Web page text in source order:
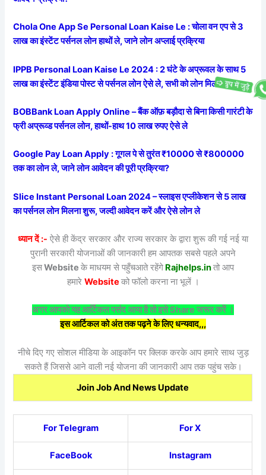
Chola One App Se Personal Loan Kaise Le : चोला वन एप से 3
लाख का इंस्टेंट पर्सनल लोन हाथों ले, जाने लोन अप्लाई प्रक्रिया
IPPB Personal Loan Kaise Le 2024 : 2 घंटे के अप्रूवल के साथ 5
लाख का इंस्टेंट इंडिया पोस्ट से पर्सनल लोन ऐसे ले, सभी को लोन मिलना शुरू
BOBBank Loan Apply Online – बैंक ऑफ़ बड़ौदा से बिना किसी गारंटी के
फ्री अप्रूव्ड पर्सनल लोन, हाथों-हाथ 10 लाख रुपए ऐसे ले
Google Pay Loan Apply : गूगल पे से तुरंत ₹10000 से ₹800000
तक का लोन ले, जाने लोन आवेदन की पूरी प्रक्रिया?
Slice Instant Personal Loan 2024 – स्लाइस एप्लीकेशन से 5 लाख
का पर्सनल लोन मिलना शुरू, जल्दी आवेदन करें और ऐसे लोन ले
ध्यान दें :- ऐसे ही केंद्र सरकार और राज्य सरकार के द्वारा शुरू की गई नई या
पुरानी सरकारी योजनाओं की जानकारी हम आपतक सबसे पहले अपने
इसWebsite के माधयम से पहुँचआते रहेंगे Rajhelps.inतो आप
हमारे Website को फॉलो करना ना भूलें ।
अगर आपको यह आर्टिकल पसंद आया है तो इसे Share जरूर करें ।
इस आर्टिकल को अंत तक पढ़ने के लिए धन्यवाद,,,
नीचे दिए गए सोशल मीडिया के आइकॉन पर क्लिक करके आप हमारे साथ जुड़
सकते हैं जिससे आने वाली नई योजना की जानकारी आप तक पहुंच सके।
Join Job And News Update
For Telegram For X
FaceBook Instagram